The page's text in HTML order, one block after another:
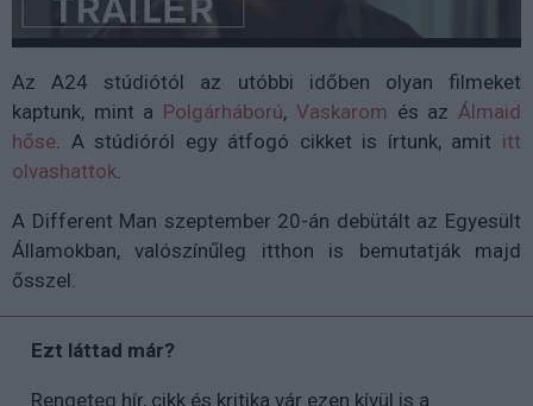
Az A24 stúdiótól az utóbbi időben olyan filmeket
kaptunk, mint a Polgárháború, Vaskarom és az Álmaid
hőse . A stúdióról egy átfogó cikket is írtunk, amit itt
olvashattok
A Different Man szeptember 20-án debütált az Egyesült
Államokban, valószínűleg itthon is bemutatják majd
ősszel.
Ezt láttad már?
Rengeteg hír, cikk és kritika vár ezen kívül is a